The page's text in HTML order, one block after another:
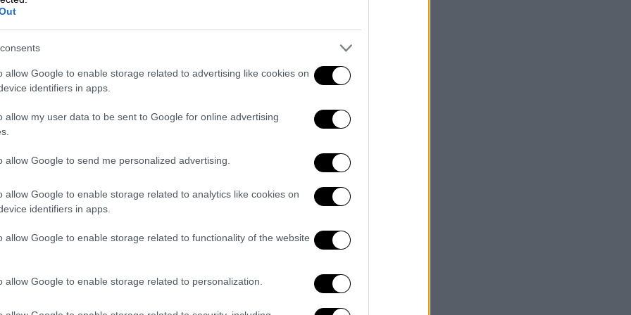
allow Google to enable storage related to advertising like cookies on
identifiers in apps.
allow my user data to be sent to Google for online advertising
allow Google to send me personalized advertising.
allow Google to enable storage related to analytics like cookies on
identifiers in apps.
allow Google to enable storage related to functionality of the website
allow Google to enable storage related to personalization.
δεν ήταν δυνατή» πρόσθεσε η
της εκφράζει τον σεβασμό της σε όσους